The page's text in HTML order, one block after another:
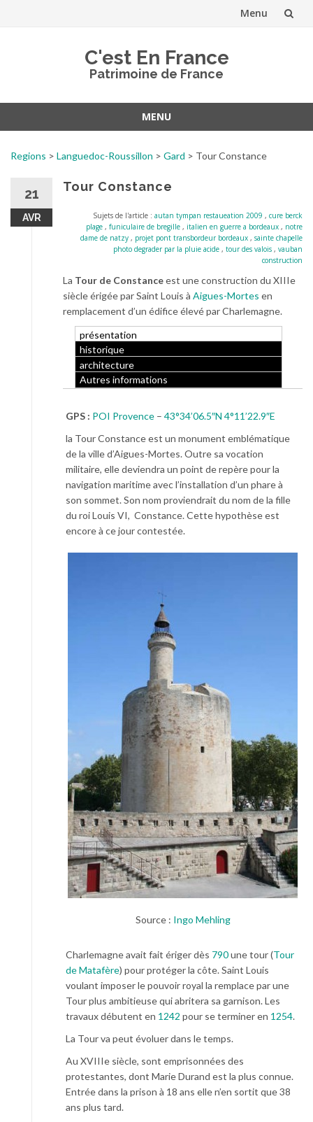
Menu
C'est En France
Patrimoine de France
MENU
Regions > Languedoc-Roussillon > Gard > Tour Constance
21
AVR
Tour Constance
Sujets de l'article : autan tympan restaueation 2009 , cure berck
plage , funiculaire de bregille , italien en guerre a bordeaux , notre
dame de natzy , projet pont transbordeur bordeaux , sainte chapelle
photo degrader par la pluie acide , tour des valois , vauban
construction
La Tour de Constanceest une construction du XIIIe
siècle érigée par Saint Louis à Aigues-Mortes en
remplacement d’un édifice élevé par Charlemagne.
présentation
historique
architecture
Autres informations
GPS : POI Provence – 43°34’06.5″N 4°11’22.9″E
la Tour Constance est un monument emblématique
de la ville d’Aigues-Mortes. Outre sa vocation
militaire, elle deviendra un point de repère pour la
navigation maritime avec l’installation d’un phare à
son sommet. Son nom proviendrait du nom de la fille
du roi Louis VI, Constance. Cette hypothèse est
encore à ce jour contestée.
Source : Ingo Mehling
Charlemagne avait fait ériger dès 790une tour (Tour
de Matafère) pour protéger la côte. Saint Louis
voulant imposer le pouvoir royal la remplace par une
Tour plus ambitieuse qui abritera sa garnison. Les
travaux débutent en 1242 pour se terminer en 1254.
La Tour va peut évoluer dans le temps.
Au XVIIIe siècle, sont emprisonnées des
protestantes, dont Marie Durand est la plus connue.
Entrée dans la prison à 18 ans elle n’en sortit que 38
ans plus tard.